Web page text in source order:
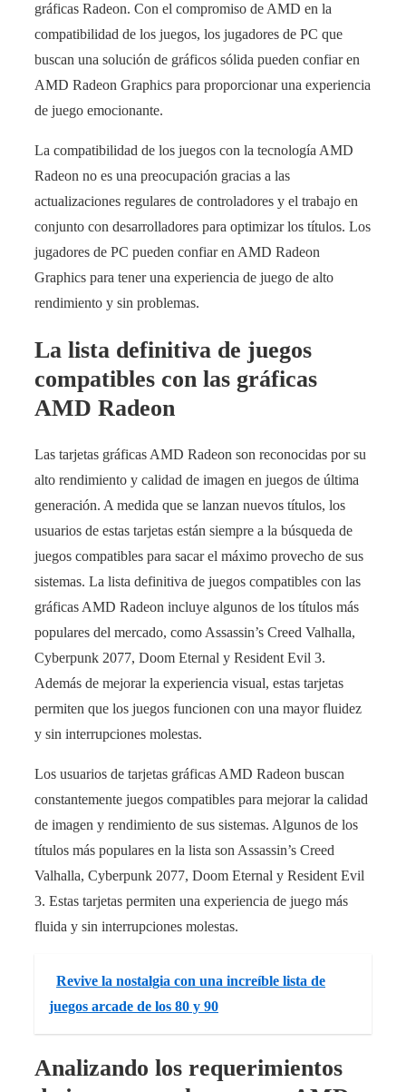
gráficas Radeon. Con el compromiso de AMD en la
compatibilidad de los juegos, los jugadores de PC que
buscan una solución de gráficos sólida pueden confiar en
AMD Radeon Graphics para proporcionar una experiencia
de juego emocionante.
La compatibilidad de los juegos con la tecnología AMD
Radeon no es una preocupación gracias a las
actualizaciones regulares de controladores y el trabajo en
conjunto con desarrolladores para optimizar los títulos. Los
jugadores de PC pueden confiar en AMD Radeon
Graphics para tener una experiencia de juego de alto
rendimiento y sin problemas.
La lista definitiva de juegos
compatibles con las gráficas
AMD Radeon
Las tarjetas gráficas AMD Radeon son reconocidas por su
alto rendimiento y calidad de imagen en juegos de última
generación. A medida que se lanzan nuevos títulos, los
usuarios de estas tarjetas están siempre a la búsqueda de
juegos compatibles para sacar el máximo provecho de sus
sistemas. La lista definitiva de juegos compatibles con las
gráficas AMD Radeon incluye algunos de los títulos más
populares del mercado, como Assassin’s Creed Valhalla,
Cyberpunk 2077, Doom Eternal y Resident Evil 3.
Además de mejorar la experiencia visual, estas tarjetas
permiten que los juegos funcionen con una mayor fluidez
y sin interrupciones molestas.
Los usuarios de tarjetas gráficas AMD Radeon buscan
constantemente juegos compatibles para mejorar la calidad
de imagen y rendimiento de sus sistemas. Algunos de los
títulos más populares en la lista son Assassin’s Creed
Valhalla, Cyberpunk 2077, Doom Eternal y Resident Evil
3. Estas tarjetas permiten una experiencia de juego más
fluida y sin interrupciones molestas.
Revive la nostalgia con una increíble lista de
juegos arcade de los 80 y 90
Analizando los requerimientos